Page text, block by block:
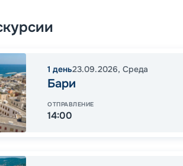
1 день23.09.2026, Среда
Бари
ОТПРАВЛЕНИЕ
14:00